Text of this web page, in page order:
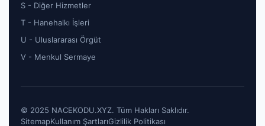
S - Diğer Hizmetler
T - Hanehalkı İşleri
U - Uluslararası Örgüt
V - Menkul Sermaye
© 2025 NACEKODU.XYZ. Tüm Hakları Saklıdır.
SitemapKullanım ŞartlarıGizlilik Politikası